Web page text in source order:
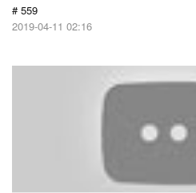
# 559
2019-04-11 02:16